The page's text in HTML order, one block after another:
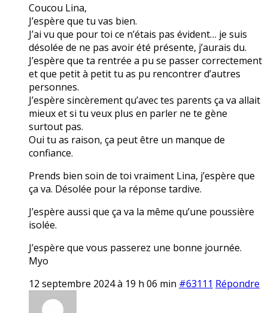
Coucou Lina,
J’espère que tu vas bien.
J’ai vu que pour toi ce n’étais pas évident… je suis
désolée de ne pas avoir été présente, j’aurais du.
J’espère que ta rentrée a pu se passer correctement
et que petit à petit tu as pu rencontrer d’autres
personnes.
J’espère sincèrement qu’avec tes parents ça va allait
mieux et si tu veux plus en parler ne te gène
surtout pas.
Oui tu as raison, ça peut être un manque de
confiance.
Prends bien soin de toi vraiment Lina, j’espère que
ça va. Désolée pour la réponse tardive.
J’espère aussi que ça va la même qu’une poussière
isolée.
J’espère que vous passerez une bonne journée.
Myo
12 septembre 2024 à 19 h 06 min #63111 Répondre